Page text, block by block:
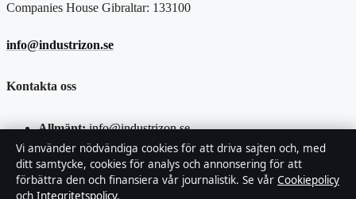
Companies House Gibraltar: 133100
info@industrizon.se
Kontakta oss
Allmänt: info@industrizon.se
editorial@industrizon.se
Vi använder nödvändiga cookies för att driva sajten och, med
ditt samtycke, cookies för analys och annonsering för att
förbättra den och finansiera vår journalistik. Se vår Cookiepolicy
och Integritetspolicy.